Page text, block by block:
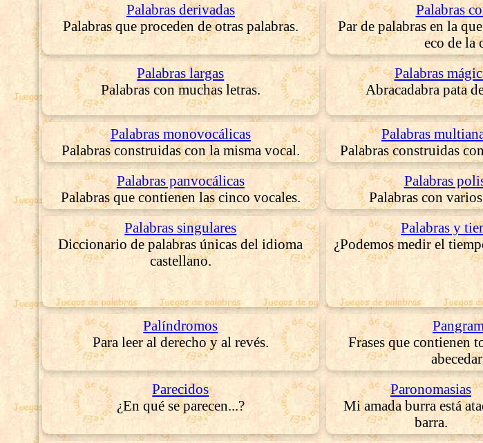
Palabras derivadas
Palabras que proceden de otras palabras.
Palabras
Par de palabras en la
eco de la
Palabras largas
Palabras con muchas letras.
Palabras
Abracadabra pata
Palabras monovocálicas
Palabras construidas con la misma vocal.
Palabras
Palabras construidas
Palabras panvocálicas
Palabras que contienen las cinco vocales.
Palabras
Palabras con
Palabras singulares
Diccionario de palabras únicas del idioma
castellano.
Palabras y
¿Podemos medir el
Palíndromos
Para leer al derecho y al revés.
Frases que contienen
Parecidos
¿En qué se parecen...?
Paronomasias
Mi amada burra está
barra.